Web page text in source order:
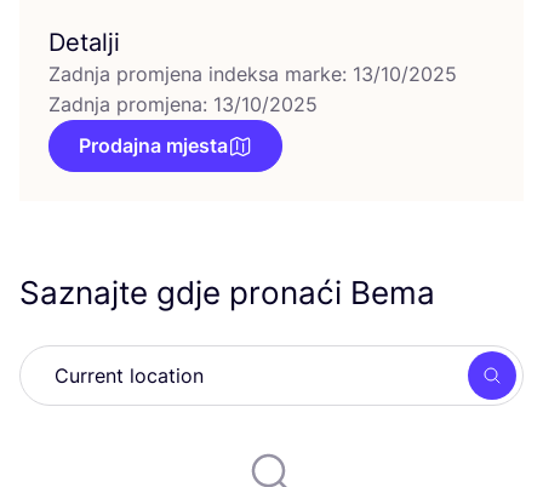
Detalji
Zadnja promjena indeksa marke: 13/10/2025
Zadnja promjena: 13/10/2025
Prodajna mjesta
Saznajte gdje pronaći Bema